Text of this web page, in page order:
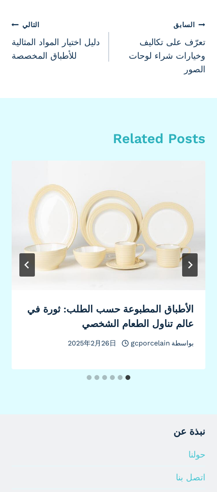
تصفّح
المقالات
السابق
تعرّف على تكاليف
وخيارات شراء لوحات
الصور
التالي
دليل اختيار المواد المثالية
للأطباق المخصصة
Related Posts
الأطباق المطبوعة حسب الطلب: ثورة في
عالم تناول الطعام الشخصي
بواسطة gcporcelain
2025年2月26日
نبذة عن
حولنا
اتصل بنا